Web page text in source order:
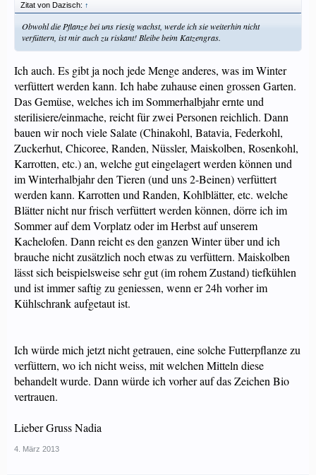
Zitat von Dazisch: ↑
Obwohl die Pflanze bei uns riesig wachst, werde ich sie weiterhin nicht
verfüttern, ist mir auch zu riskant! Bleibe beim Katzengras.
Ich auch. Es gibt ja noch jede Menge anderes, was im Winter
verfüttert werden kann. Ich habe zuhause einen grossen Garten.
Das Gemüse, welches ich im Sommerhalbjahr ernte und
sterilisiere/einmache, reicht für zwei Personen reichlich. Dann
bauen wir noch viele Salate (Chinakohl, Batavia, Federkohl,
Zuckerhut, Chicoree, Randen, Nüssler, Maiskolben, Rosenkohl,
Karrotten, etc.) an, welche gut eingelagert werden können und
im Winterhalbjahr den Tieren (und uns 2-Beinen) verfüttert
werden kann. Karrotten und Randen, Kohlblätter, etc. welche
Blätter nicht nur frisch verfüttert werden können, dörre ich im
Sommer auf dem Vorplatz oder im Herbst auf unserem
Kachelofen. Dann reicht es den ganzen Winter über und ich
brauche nicht zusätzlich noch etwas zu verfüttern. Maiskolben
lässt sich beispielsweise sehr gut (im rohem Zustand) tiefkühlen
und ist immer saftig zu geniessen, wenn er 24h vorher im
Kühlschrank aufgetaut ist.
Ich würde mich jetzt nicht getrauen, eine solche Futterpflanze zu
verfüttern, wo ich nicht weiss, mit welchen Mitteln diese
behandelt wurde. Dann würde ich vorher auf das Zeichen Bio
vertrauen.
Lieber Gruss Nadia
4. März 2013